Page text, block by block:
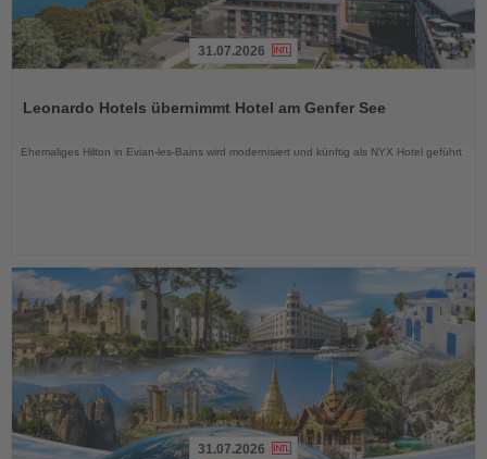
die
31.07.2026
Leonardo Hotels übernimmt Hotel am Genfer See
Ehemaliges Hilton in Evian-les-Bains wird modernisiert und künftig als NYX Hotel geführt
31.07.2026